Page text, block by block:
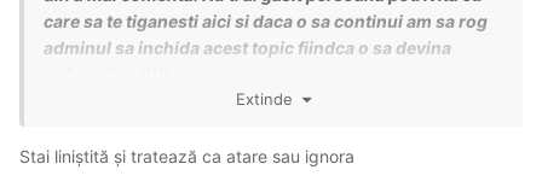
care sa te tiganesti aici si daca o sa continui am sa rog
adminul sa inchida acest topic fiindca o sa devina
Extinde
Stai liniștită și tratează ca atare sau ignora